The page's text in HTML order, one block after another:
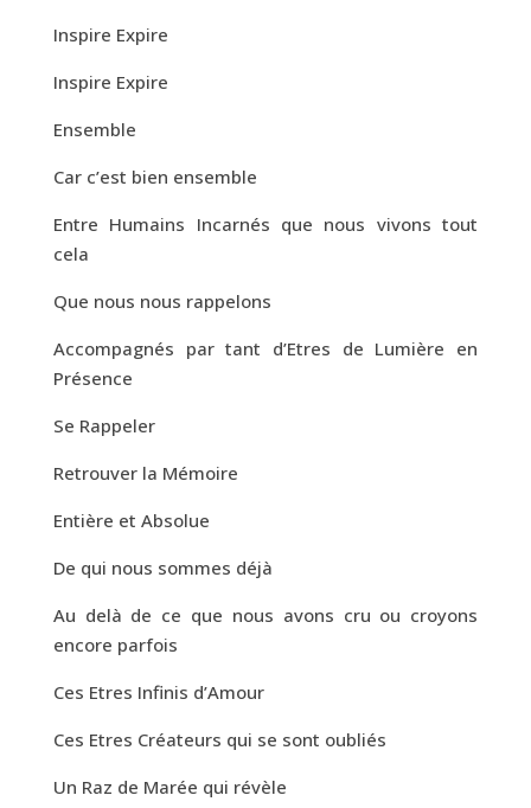
Inspire Expire
Inspire Expire
Ensemble
Car c’est bien ensemble
Entre Humains Incarnés que nous vivons tout
cela
Que nous nous rappelons
Accompagnés par tant d’Etres de Lumière en
Présence
Se Rappeler
Retrouver la Mémoire
Entière et Absolue
De qui nous sommes déjà
Au delà de ce que nous avons cru ou croyons
encore parfois
Ces Etres Infinis d’Amour
Ces Etres Créateurs qui se sont oubliés
Un Raz de Marée qui révèle